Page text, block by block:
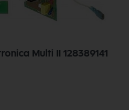
Multi II 128389141